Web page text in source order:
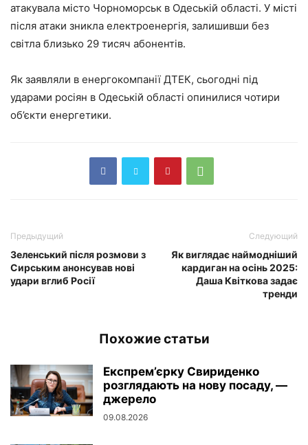
атакувала місто Чорноморськ в Одеській області. У місті
після атаки зникла електроенергія, залишивши без
світла близько 29 тисяч абонентів.
Як заявляли в енергокомпанії ДТЕК, сьогодні під
ударами росіян в Одеській області опинилися чотири
об’єкти енергетики.
Предыдущий
Зеленський після розмови з
Сирським анонсував нові
удари вглиб Росії
Следующий
Як виглядає наймодніший
кардиган на осінь 2025:
Даша Квіткова задає
тренди
Похожие статьи
Експрем’єрку Свириденко
розглядають на нову посаду, —
джерело
09.08.2026